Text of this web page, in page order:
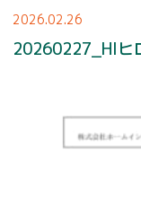
2026.02.26
20260227_HIヒ